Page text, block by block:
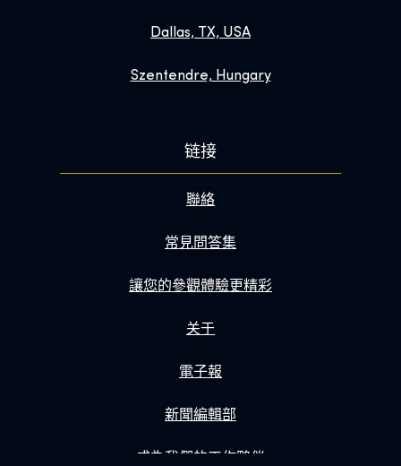
Dallas, TX, USA
Szentendre, Hungary
链接
聯絡
常見問答集
讓您的參觀體驗更精彩
关于
電子報
新聞編輯部